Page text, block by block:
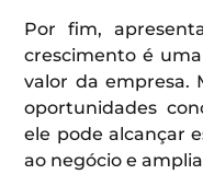
Por fim,
crescimento é
valor da empresa.
oportunidades
ele pode alcançar
ao negócio e